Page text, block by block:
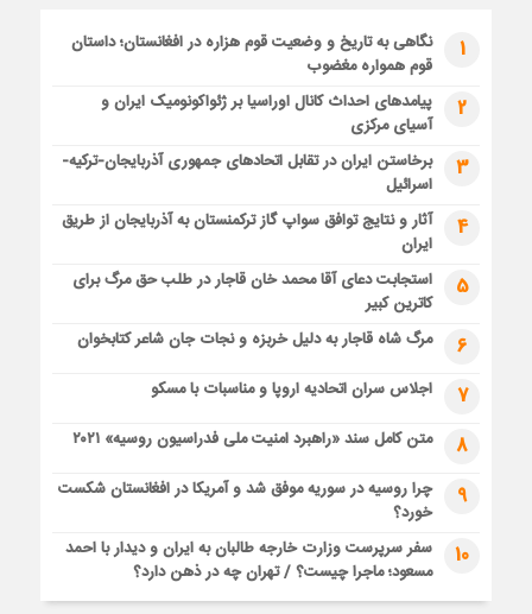
1
نگاهی به تاریخ و وضعیت قوم هزاره در افغانستان؛ داستان
قوم همواره مغضوب
2
پیامدهای احداث کانال اوراسیا بر ژئواکونومیک ایران و
آسیای مرکزی
3
برخاستن ایران در تقابل اتحادهای جمهوری آذربایجان-ترکیه-
اسرائیل
4
آثار و نتایج توافق سواپ گاز ترکمنستان به آذربایجان از طریق
ایران
5
استجابت دعای آقا محمد خان قاجار در طلب حق مرگ برای
کاترین کبیر
6 مرگ شاه قاجار به دلیل خربزه و نجات جان شاعر کتابخوان
7 اجلاس سران اتحادیه اروپا و مناسبات با مسکو
8 متن کامل سند «راهبرد امنیت ملی فدراسیون روسیه» ۲۰۲۱
9
چرا روسیه در سوریه موفق شد و آمریکا در افغانستان شکست
خورد؟
10
سفر سرپرست وزارت خارجه طالبان به ایران و دیدار با احمد
مسعود؛ ماجرا چیست؟ / تهران چه در ذهن دارد؟